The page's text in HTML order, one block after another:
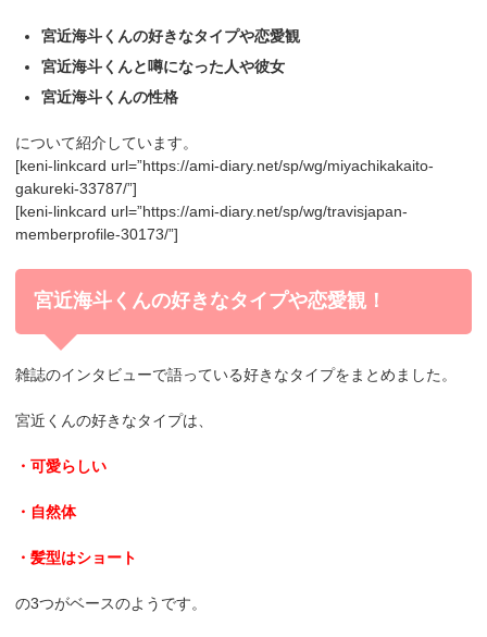
宮近海斗くんの好きなタイプや恋愛観
宮近海斗くんと噂になった人や彼女
宮近海斗くんの性格
について紹介しています。
[keni-linkcard url=”https://ami-diary.net/sp/wg/miyachikakaito-
gakureki-33787/”]
[keni-linkcard url=”https://ami-diary.net/sp/wg/travisjapan-
memberprofile-30173/”]
宮近海斗くんの好きなタイプや恋愛観！
雑誌のインタビューで語っている好きなタイプをまとめました。
宮近くんの好きなタイプは、
・可愛らしい
・自然体
・髪型はショート
の3つがベースのようです。